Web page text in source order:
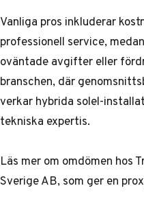
Vanliga pros inkluderar
professionell service,
oväntade avgifter eller
branschen, där
verkar hybrida solel-
tekniska expertis.
Läs mer om omdömen hos
Sverige AB, som ger en